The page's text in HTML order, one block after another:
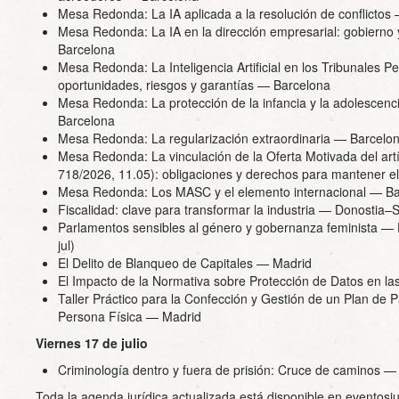
Mesa Redonda: La IA aplicada a la resolución de
Mesa Redonda: La IA en la dirección empresarial:
Barcelona
Mesa Redonda: La Inteligencia Artificial en los Tribunales
oportunidades, riesgos y garantías — Barcelona
Mesa Redonda: La protección de la infancia y la
Barcelona
Mesa Redonda: La regularización extraordinaria —
Mesa Redonda: La vinculación de la Oferta Motivada del
718/2026, 11.05): obligaciones y derechos para mantener
Mesa Redonda: Los MASC y el elemento internacional —
Fiscalidad: clave para transformar la industria —
Parlamentos sensibles al género y gobernanza feminista —
jul)
El Delito de Blanqueo de Capitales — Madrid
El Impacto de la Normativa sobre Protección de Datos en
Taller Práctico para la Confección y Gestión de un Plan de
Persona Física — Madrid
Viernes 17 de julio
Criminología dentro y fuera de prisión: Cruce de caminos